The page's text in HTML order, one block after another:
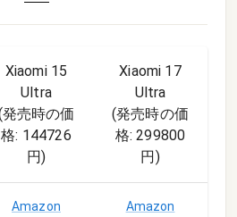
Xiaomi 15
Ultra
発売時の価
格: 144726
円)
Xiaomi 17
Ultra
(発売時の価
格:299800
円)
Amazon Amazon